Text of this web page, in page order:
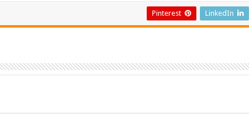
LinkedIn
Pinterest